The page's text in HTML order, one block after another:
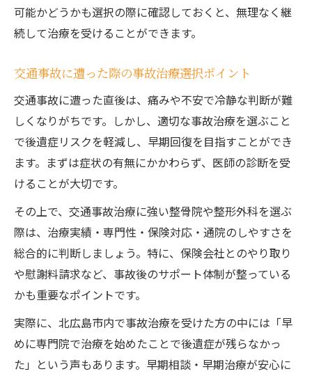
可能かどうかも選択の際に確認しておくと、無理なく継
続して治療を受けることができます。
交通事故に遭った際の事故治療選択ポイント
交通事故に遭った直後は、痛みや不安で冷静な判断が難
しくなりがちです。しかし、適切な事故治療を選ぶこと
で後遺症リスクを軽減し、早期回復を目指すことができ
ます。まずは症状の有無にかかわらず、医師の診断を受
けることが大切です。
その上で、交通事故治療に強い整骨院や整形外科を選ぶ
際は、治療実績・専門性・保険対応・通院のしやすさを
総合的に判断しましょう。特に、保険会社とのやり取り
や慰謝料請求など、事故後のサポート体制が整っている
かも重要なポイントです。
実際に、北広島市内で事故治療を受けた方の中には「早
めに専門院で治療を始めたことで後遺症が残らなかっ
た」という声もあります。早期相談・早期治療が安心に